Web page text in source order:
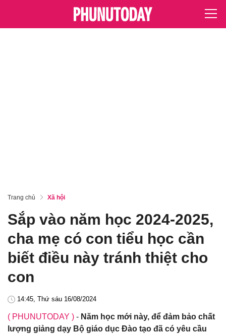
Trang chủ Xã hội
Sắp vào năm học 2024-2025,
cha mẹ có con tiểu học cần
biết điều này tránh thiệt cho
con
14:45, Thứ sáu 16/08/2024
( PHUNUTODAY ) - Năm học mới này, để đảm bảo chất
lượng giảng dạy Bộ giáo dục Đào tạo đã có yêu cầu